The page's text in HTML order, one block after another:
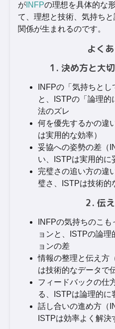
が INFPの理想を具体的な
て、理想と技術、気持ち
関係が生まれるのです。
よく
1. 決め方と大
INFPの「気持ちと
と、ISTPの「論理的
法のズレ
何を優先するかの違
は実用的な効率）
妥協への姿勢の差（
い、ISTPは実用的に
完璧さの追い方の違
璧さ、ISTPは技術的
2. 伝
INFPの気持ちのこ
ョンと、ISTPの論
ョンの差
情報の整理と伝え方
は技術的なデータで
フィードバックの仕
る、ISTPは論理的に
話し合いの進め方（
ISTPは効率よく解決